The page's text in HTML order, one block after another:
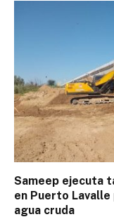
Sameep ejecuta
en Puerto
agua cruda